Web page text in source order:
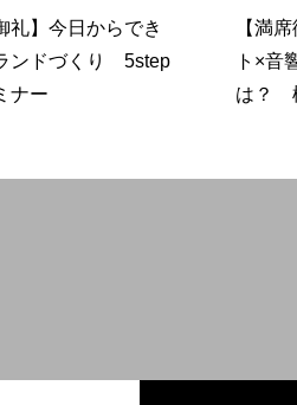
【満席御礼】ものまねタレン
ト×音響屋 二刀流の秘訣と
は？ 松山千春伝道師 まっ